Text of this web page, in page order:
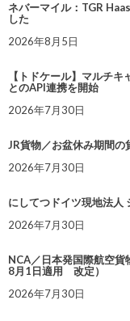
ネバーマイル：TGR
した
2026年8月5日
【トドケール】マルチ
とのAPI連携を開始
2026年7月30日
JR貨物／お盆休み期間の
2026年7月30日
にしてつドイツ現地法人
2026年7月30日
NCA／日本発国際航空
8月1日適用 改定）
2026年7月30日